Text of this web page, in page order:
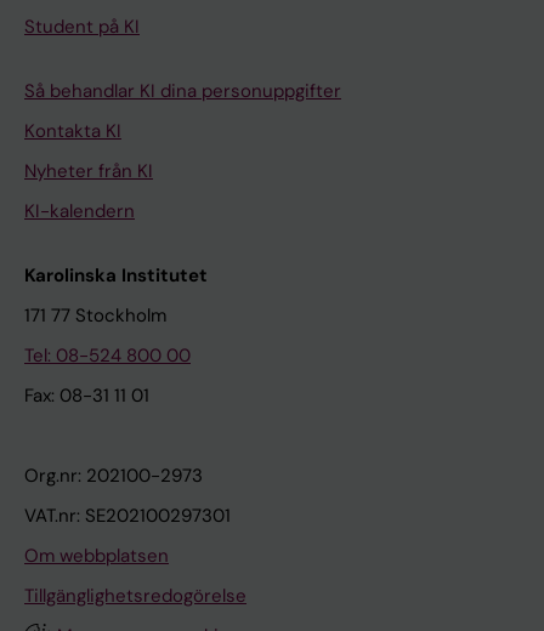
Student på KI
Så behandlar KI dina personuppgifter
Kontakta KI
Nyheter från KI
KI-kalendern
Karolinska Institutet
171 77 Stockholm
Tel: 08-524 800 00
Fax: 08-31 11 01
Org.nr: 202100-2973
VAT.nr: SE202100297301
Om webbplatsen
Tillgänglighetsredogörelse